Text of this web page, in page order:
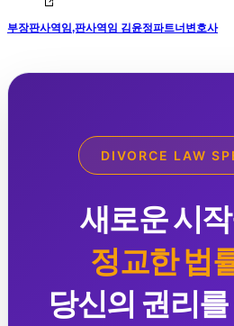
부장판사역임,판사역임 김윤정파트너변호사
DIVORCE LAW
새로운 시
정교한 법
당신의 권리